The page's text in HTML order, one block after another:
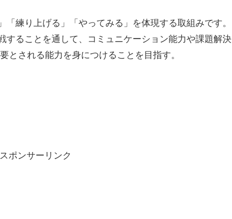
「練り上げる」「やってみる」を体現する取組みです。
することを通して、コミュニケーション能力や課題解決
とされる能力を身につけることを目指す。
スポンサーリンク